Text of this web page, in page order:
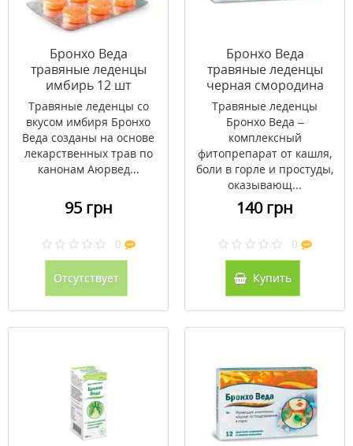
Бронхо Веда
травяные леденцы
имбирь 12 шт
Травяные леденцы со
вкусом имбиря Бронхо
Веда созданы на основе
лекарственных трав по
канонам Аюрвед...
95 грн
0
Отсутствует
Бронхо Веда
травяные леденцы
черная смородина
№12
Травяные леденцы
Бронхо Веда –
комплексный
фитопрепарат от кашля,
боли в горле и простуды,
оказывающ...
140 грн
0
Купить